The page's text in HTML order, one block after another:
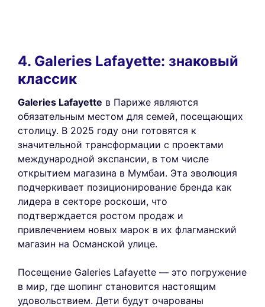
4. Galeries Lafayette: знаковый
классик
Galeries Lafayette в Париже являются
обязательным местом для семей, посещающих
столицу. В 2025 году они готовятся к
значительной трансформации с проектами
международной экспансии, в том числе
открытием магазина в Мумбаи. Эта эволюция
подчеркивает позиционирование бренда как
лидера в секторе роскоши, что
подтверждается ростом продаж и
привлечением новых марок в их флагманский
магазин на Османской улице.
Посещение Galeries Lafayette — это погружение
в мир, где шопинг становится настоящим
удовольствием. Дети будут очарованы